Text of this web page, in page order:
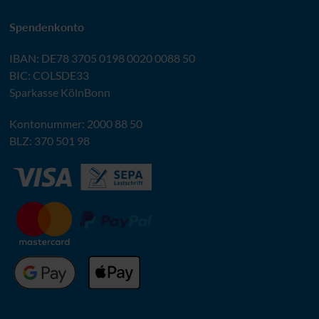
Spendenkonto
IBAN: DE78 3705 0198 0020 0088 50
BIC: COLSDE33
Sparkasse KölnBonn
Kontonummer: 2000 88 50
BLZ: 370 501 98